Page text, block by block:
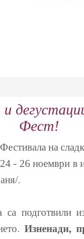
Фест!
на
- 26 ноември в
.
са подготвили
Изненади,